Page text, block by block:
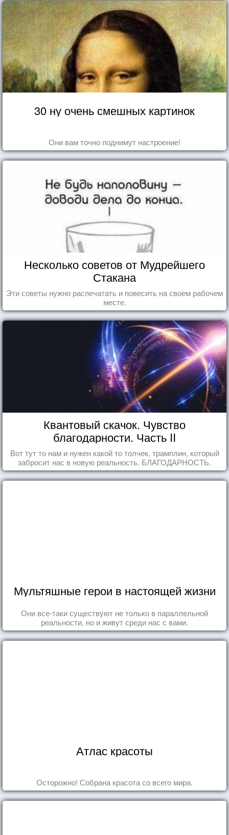
30 ну очень смешных картинок
Они вам точно поднимут настроение!
Несколько советов от Мудрейшего
Стакана
Эти советы нужно распечатать и повесить на своем рабочем
месте.
Квантовый скачок. Чувство
благодарности. Часть II
Вот тут то нам и нужен какой то толчек, трамплин, который
забросит нас в новую реальность. БЛАГОДАРНОСТЬ.
Мультяшные герои в настоящей жизни
Они все-таки существуют не только в параллельной
реальности, но и живут среди нас с вами.
Атлас красоты
Осторожно! Собрана красота со всего мира.